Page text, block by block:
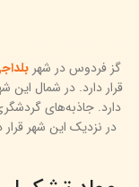
گز فردوس در شهر
قرار دارد. در شمال این
دارد. جاذبه‌های
در نزدیک این شهر